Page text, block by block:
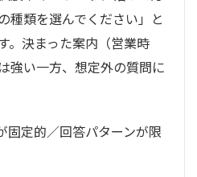
種類を選んでください」と
。決まった案内（営業時
強い一方、想定外の質問に
固定的／回答パターンが限